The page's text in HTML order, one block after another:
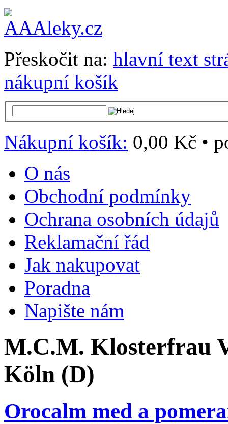
Přeskočit na: hlavní text
nákupní košík
Nákupní košík: 0,00 Kč •
O nás
Obchodní podmínky
Ochrana osobních údajů
Reklamační řád
Jak nakupovat
Poradna
Napište nám
M.C.M. Klosterfrau
Köln (D)
Orocalm med a